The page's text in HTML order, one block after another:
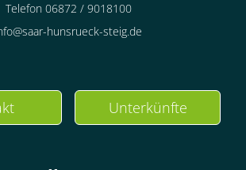
Telefon 06872 / 9018100
hunsrueck-steig.de
Unterkünfte